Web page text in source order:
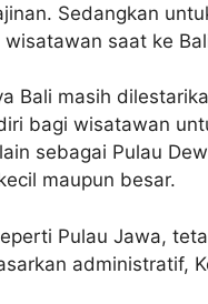
Sedangkan
saat ke
Bali masih
bagi wisatawan
sebagai Pulau
maupun besar.
Pulau Jawa,
administratif,